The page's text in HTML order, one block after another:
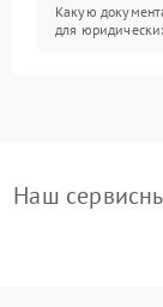
Какую
для
Наш